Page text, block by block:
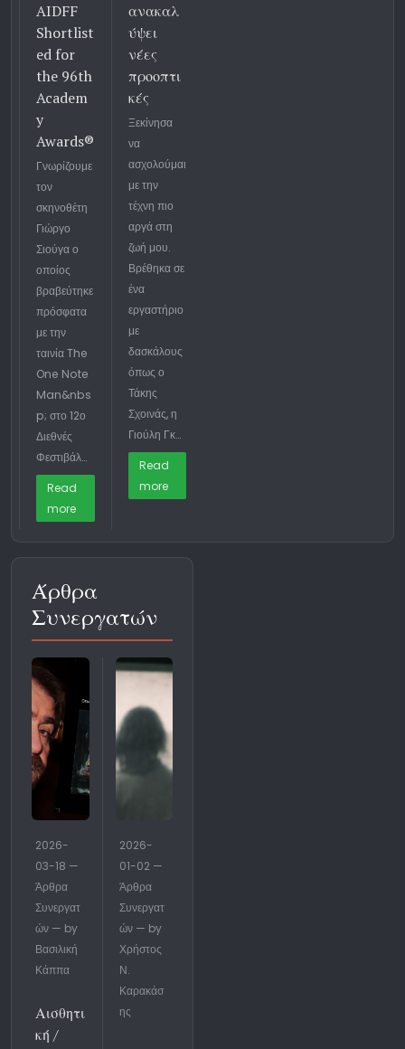
AIDFF
Shortlist
ed for
the 96th
Academ
y
Awards®
Γνωρίζουμε
τον
σκηνοθέτη
Γιώργο
Σιούγα ο
οποίος
βραβεύτηκε
πρόσφατα
με την
ταινία The
One Note
Man&nbs
p; στο 12ο
Διεθνές
Φεστιβάλ…
Read
more
ανακαλ
ύψει
νέες
προοπτι
κές
Ξεκίνησα
να
ασχολούμαι
με την
τέχνη πιο
αργά στη
ζωή μου.
Βρέθηκα σε
ένα
εργαστήριο
με
δασκάλους
όπως ο
Τάκης
Σχοινάς, η
Γιούλη Γκ…
Read
more
Άρθρα
Συνεργατών
2026-
03-18 —
Άρθρα
Συνεργατ
ών — by
Βασιλική
Κάππα
Αισθητι
κή /
2026-
01-02 —
Άρθρα
Συνεργατ
ών — by
Χρήστος
Ν.
Καρακάσ
ης